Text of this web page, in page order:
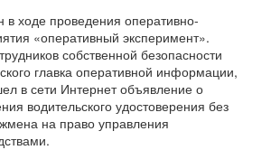
в ходе проведения оперативно-
«оперативный эксперимент».
собственной безопасности
главка оперативной информации,
в сети Интернет объявление о
водительского удостоверения без
на право управления